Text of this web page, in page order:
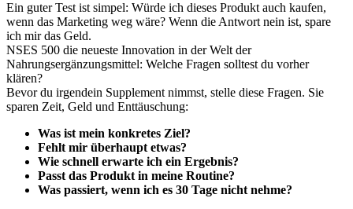
Ein guter Test ist simpel: Würde ich dieses Produkt auch kaufen,
wenn das Marketing weg wäre? Wenn die Antwort nein ist, spare
ich mir das Geld.
NSES 500 die neueste Innovation in der Welt der
Nahrungsergänzungsmittel: Welche Fragen solltest du vorher
klären?
Bevor du irgendein Supplement nimmst, stelle diese Fragen. Sie
sparen Zeit, Geld und Enttäuschung:
Was ist mein konkretes Ziel?
Fehlt mir überhaupt etwas?
Wie schnell erwarte ich ein Ergebnis?
Passt das Produkt in meine Routine?
Was passiert, wenn ich es 30 Tage nicht nehme?